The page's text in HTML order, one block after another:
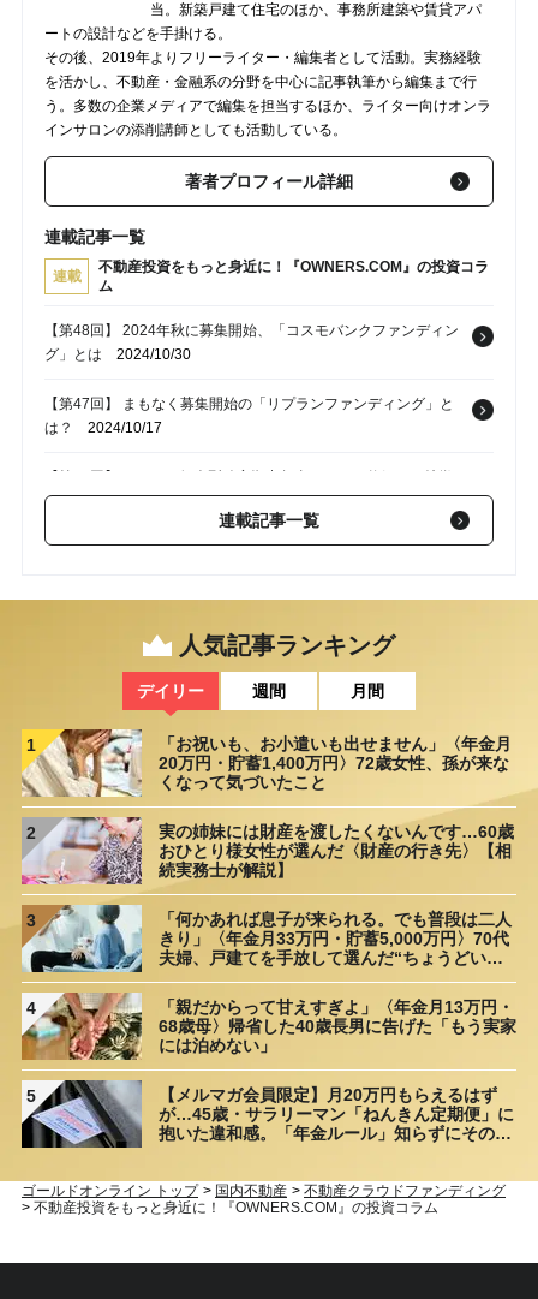
当。新築戸建て住宅のほか、事務所建築や賃貸アパ
ートの設計などを手掛ける。
その後、2019年よりフリーライター・編集者として活動。実務経験
を活かし、不動産・金融系の分野を中心に記事執筆から編集まで行
う。多数の企業メディアで編集を担当するほか、ライター向けオンラ
インサロンの添削講師としても活動している。
著者プロフィール詳細
連載記事一覧
連載
不動産投資をもっと身近に！『OWNERS.COM』の投資コラ
ム
【第48回】 2024年秋に募集開始、「コスモバンクファンディン
グ」とは 2024/10/30
【第47回】 まもなく募集開始の「リプランファンディング」と
は？
2024/10/17
をCFPが解説2024/09/20
【第45回】 「不動産投資はやめておけ」と言われる6つの理由
択肢2024/09/19
【第44回】 不動産投資は「40代から」では遅すぎる？リスクを
抑えながら不動産に投資する方法も紹介2024/09/01
連載記事一覧
人気記事ランキング
デイリー 週間 月間
1
「お祝いも、お小遣いも出せません」〈年金月
20万円・貯蓄1,400万円〉72歳女性、孫が来な
くなって気づいたこと
2
実の姉妹には財産を渡したくないんです…60歳
おひとり様女性が選んだ〈財産の行き先〉【相
続実務士が解説】
3
「何かあれば息子が来られる。でも普段は二人
きり」〈年金月33万円・貯蓄5,000万円〉70代
夫婦、戸建てを手放して選んだ“ちょうどいい
4
「親だからって甘えすぎよ」〈年金月13万円・
68歳母〉帰省した40歳長男に告げた「もう実家
には泊めない」
5
【メルマガ会員限定】月20万円もらえるはず
が…45歳・サラリーマン「ねんきん定期便」に
抱いた違和感。「年金ルール」知らずにそのま
ゴールドオンライン トップ > 国内不動産 > 不動産クラウドファンディング
> 不動産投資をもっと身近に！『OWNERS.COM』の投資コラム